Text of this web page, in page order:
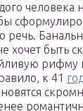
человека
речь.
хочет быть
рифму
к 41